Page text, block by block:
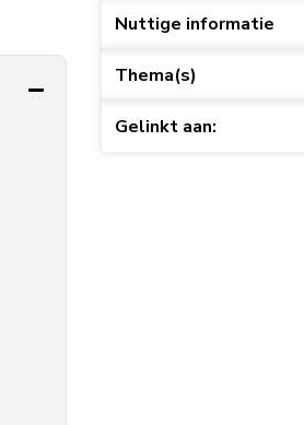
Nuttige informatie
Thema(s)
Gelinkt aan: